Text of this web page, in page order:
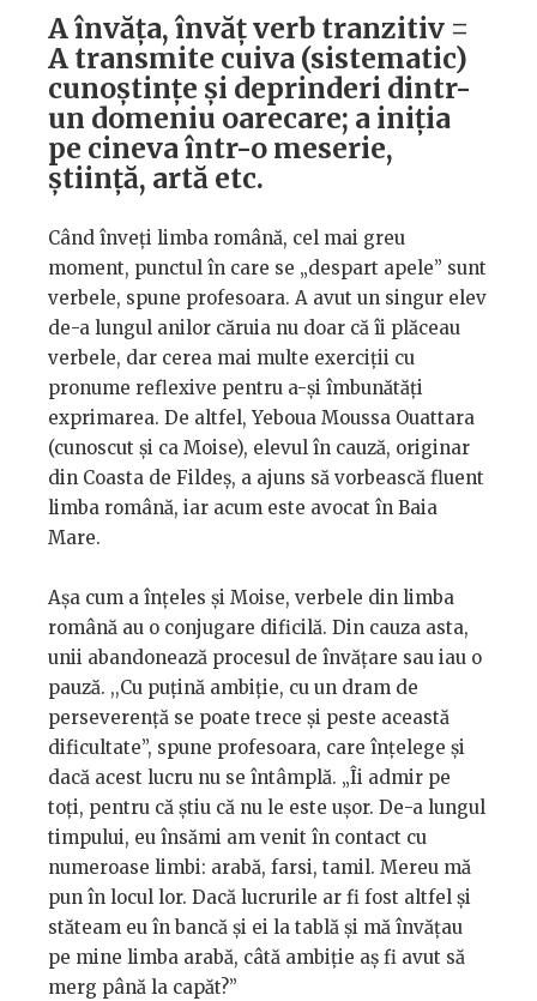
A învăța, învăț verb tranzitiv =
A transmite cuiva (sistematic)
cunoștințe și deprinderi dintr-
un domeniu oarecare; a iniția
pe cineva într-o meserie,
știință, artă etc.
Când înveți limba română, cel mai greu
moment, punctul în care se „despart apele” sunt
verbele, spune profesoara. A avut un singur elev
de-a lungul anilor căruia nu doar că îi plăceau
verbele, dar cerea mai multe exerciții cu
pronume reflexive pentru a-și îmbunătăți
exprimarea. De altfel, Yeboua Moussa Ouattara
(cunoscut și ca Moise), elevul în cauză, originar
din Coasta de Fildeș, a ajuns să vorbească fluent
limba română, iar acum este avocat în Baia
Mare.
Așa cum a înțeles și Moise, verbele din limba
română au o conjugare dificilă. Din cauza asta,
unii abandonează procesul de învățare sau iau o
pauză. ,,Cu puțină ambiție, cu un dram de
perseverență se poate trece și peste această
dificultate”, spune profesoara, care înțelege și
dacă acest lucru nu se întâmplă. „Îi admir pe
toți, pentru că știu că nu le este ușor. De-a lungul
timpului, eu însămi am venit în contact cu
numeroase limbi: arabă, farsi, tamil. Mereu mă
pun în locul lor. Dacă lucrurile ar fi fost altfel și
stăteam eu în bancă și ei la tablă și mă învățau
pe mine limba arabă, câtă ambiție aș fi avut să
merg până la capăt?”